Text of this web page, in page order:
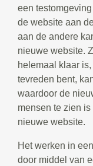
een
de website aan
aan de andere
nieuwe website.
helemaal klaar
tevreden bent,
waardoor de
mensen te zien
nieuwe website.
Het werken in
door middel van